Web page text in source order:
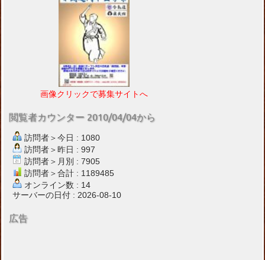
画像クリックで募集サイトへ
閲覧者カウンター 2010/04/04から
訪問者＞今日 : 1080
訪問者＞昨日 : 997
訪問者＞月別 : 7905
訪問者＞合計 : 1189485
オンライン数 : 14
サーバーの日付 : 2026-08-10
広告